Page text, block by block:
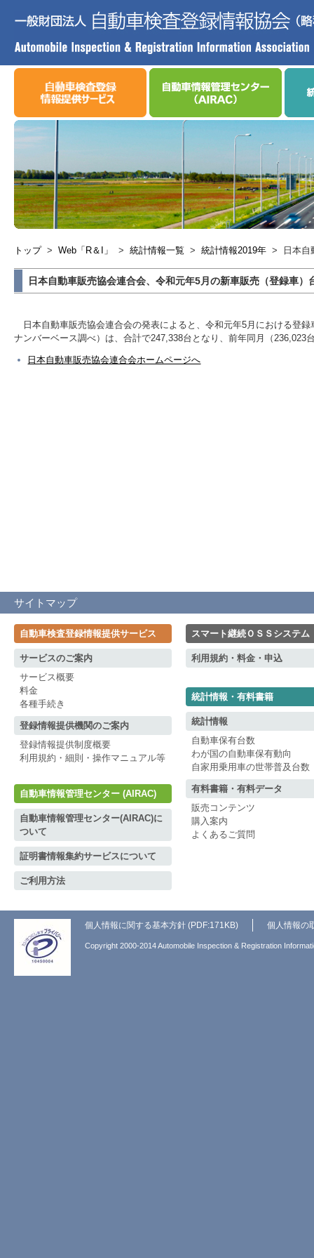
トップ > Web「R＆I」 > 統計情報一覧 > 統計情報2019年 > 日本
日本自動車販売協会連合会、令和元年5月の新車販売（登録車）
日本自動車販売協会連合会の発表によると、令和元年5月における登
ナンバーベース調べ）は、合計で247,338台となり、前年同月（236,023
日本自動車販売協会連合会ホームページへ
サイトマップ
自動車検査登録情報提供サービス
サービスのご案内
サービス概要
料金
各種手続き
登録情報提供機関のご案内
登録情報提供制度概要
利用規約・細則・操作マニュアル等
自動車情報管理センター (AIRAC)
自動車情報管理センター(AIRAC)に
ついて
証明書情報集約サービスについて
ご利用方法
スマート継続ＯＳＳシステム
利用規約・料金・申込
統計情報・有料書籍
統計情報
自動車保有台数
わが国の自動車保有動向
自家用乗用車の世帯普及台数
有料書籍・有料データ
販売コンテンツ
購入案内
よくあるご質問
個人情報に関する基本方針 (PDF:171KB) 個人情報の
Copyright 2000-2014 Automobile Inspection & Registration